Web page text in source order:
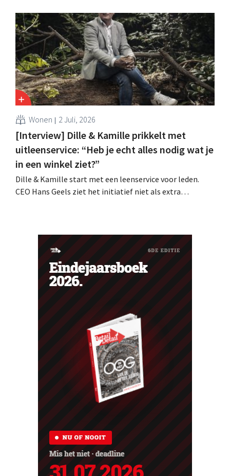
unique groeit het merk opnieuw en mikt het op
aanwezigheid in veertien Europese landen.
Wonen 2 Juli, 2026
[Interview] Dille & Kamille prikkelt met
uitleenservice: “Heb je echt alles nodig wat je
in een winkel ziet?”
Dille & Kamille start met een leenservice voor leden.
CEO Hans Geels ziet het initiatief niet als extra